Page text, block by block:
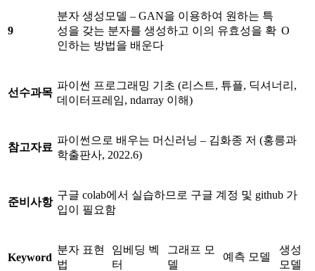
9
분자 생성모델 – GAN을 이용하여 원하는 특
성을 갖는 분자를 생성하고 이의 유효성을 확
인하는 방법을 배운다
O
선수과목
파이썬 프로그래밍 기초 (리스트, 튜플, 딕셔너리,
데이터프레임, ndarray 이해)
참고자료
파이썬으로 배우는 머신러닝 – 김화종 저 (홍릉과
학출판사, 2022.6)
준비사항
구글 colab에서 실습하므로 구글 계정 및 github 가
입이 필요함
Keyword
분자 표현
법
임베딩 벡
터
그래프 모
델
예측 모델
생성
모델